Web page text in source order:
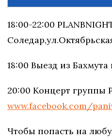
18:00-22:00
18:00 Выезд из Бахмута
20:00 Концерт группы
www.facebook.com/
Чтобы попасть на